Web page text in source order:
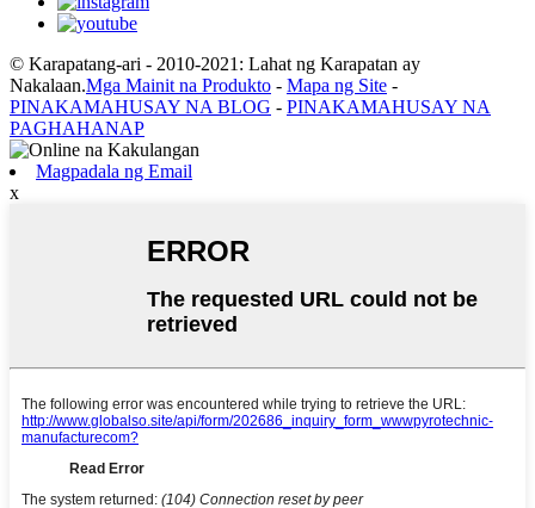
© Karapatang-ari - 2010-2021: Lahat ng Karapatan ay
Nakalaan.Mga Mainit na Produkto - Mapa ng Site -
PINAKAMAHUSAY NA BLOG - PINAKAMAHUSAY NA
PAGHAHANAP
Magpadala ng Email
x